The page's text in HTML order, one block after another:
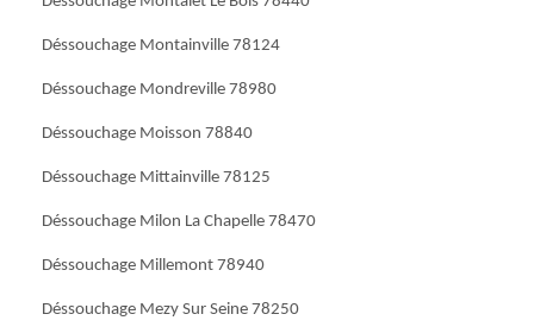
Déssouchage Montainville 78124
Déssouchage Mondreville 78980
Déssouchage Moisson 78840
Déssouchage Mittainville 78125
Déssouchage Milon La Chapelle 78470
Déssouchage Millemont 78940
Déssouchage Mezy Sur Seine 78250